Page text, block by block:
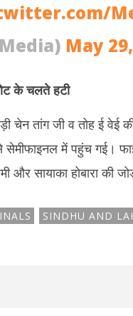
May
के चलते हटी
चेन तांग जी व तोह ई वेई की
में पहुंच गई।
और सायाका होबारा की
SINDHU AND